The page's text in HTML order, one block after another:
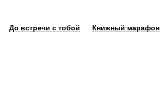
До встречи с тобой
Книжный марафон